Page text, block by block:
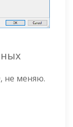
не меняю.